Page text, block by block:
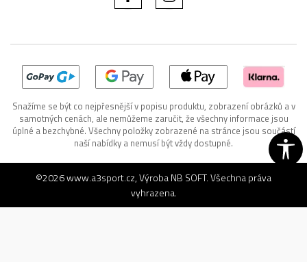
Snažíme se být co nejpřesnější v popisu produktu, zobrazení obrázků a v
samotných cenách, ale nemůžeme zaručit, že všechny informace jsou
úplné a bezchybné. Všechny položky zobrazené na stránce jsou součástí
naší nabídky a nemusí být vždy dostupné.
©2026www.a3sport.cz, VýrobaNB SOFT. Všechna práva
vyhrazena.